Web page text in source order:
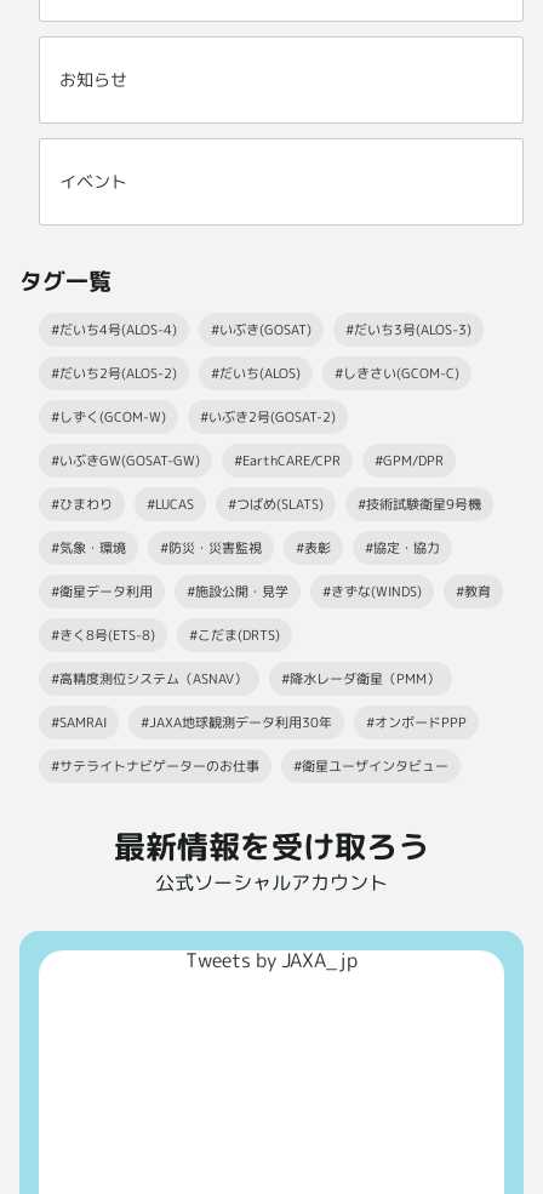
お知らせ
イベント
タグ一覧
#だいち4号(ALOS-4) #いぶき(GOSAT) #だいち3号(ALOS-3)
#だいち2号(ALOS-2) #だいち(ALOS) #しきさい(GCOM-C)
#しずく(GCOM-W) #いぶき2号(GOSAT-2)
#いぶきGW(GOSAT-GW) #EarthCARE/CPR #GPM/DPR
#ひまわり #LUCAS #つばめ(SLATS) #技術試験衛星9号機
#気象・環境 #防災・災害監視 #表彰 #協定・協力
#衛星データ利用 #施設公開・見学 #きずな(WINDS) #教育
#きく8号(ETS-8) #こだま(DRTS)
#高精度測位システム（ASNAV） #降水レーダ衛星（PMM）
#SAMRAI #JAXA地球観測データ利用30年 #オンボードPPP
#サテライトナビゲーターのお仕事 #衛星ユーザインタビュー
最新情報を受け取ろう
公式ソーシャルアカウント
Tweets by JAXA_jp